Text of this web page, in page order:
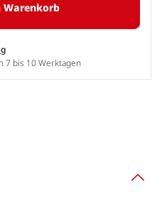
Warenkorb
7 bis 10 Werktagen